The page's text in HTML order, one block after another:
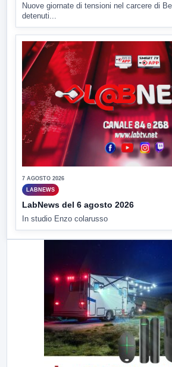
Nuove giornate di tensioni nel carcere di
detenuti...
7 AGOSTO 2026
LABNEWS
LabNews del 6 agosto 2026
In studio Enzo colarusso